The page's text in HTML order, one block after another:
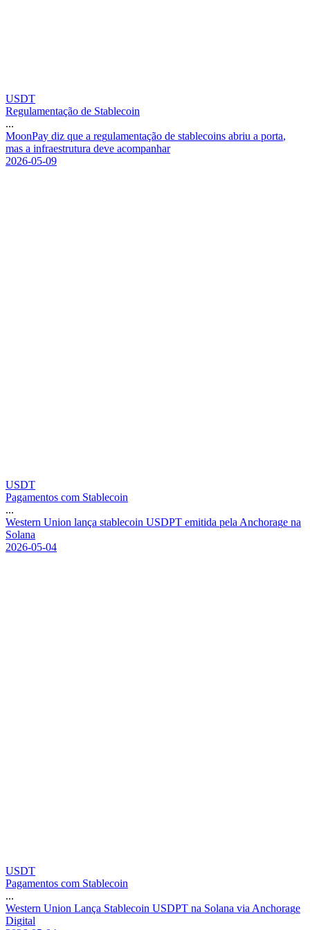
USDT
Regulamentação de Stablecoin
...
MoonPay diz que a regulamentação de stablecoins abriu a porta,
mas a infraestrutura deve acompanhar
2026-05-09
USDT
Pagamentos com Stablecoin
...
Western Union lança stablecoin USDPT emitida pela Anchorage na
Solana
2026-05-04
USDT
Pagamentos com Stablecoin
...
Western Union Lança Stablecoin USDPT na Solana via Anchorage
Digital